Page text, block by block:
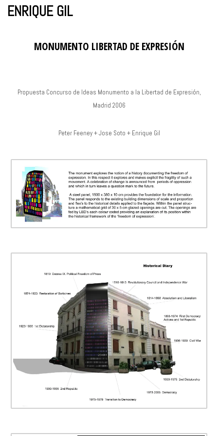
ENRIQUE GIL
MONUMENTO LIBERTAD DE EXPRESIÓN
Propuesta Concurso de Ideas Monumento a la Libertad de Expresión,
Madrid 2006
Peter Feeney + Jose Soto + Enrique Gil